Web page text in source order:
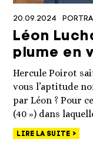
20.09.2024
Léon
plume en
Hercule Poirot
vous l’aptitude
par Léon ? Pour
(40 ») dans
LIRE LA SUITE